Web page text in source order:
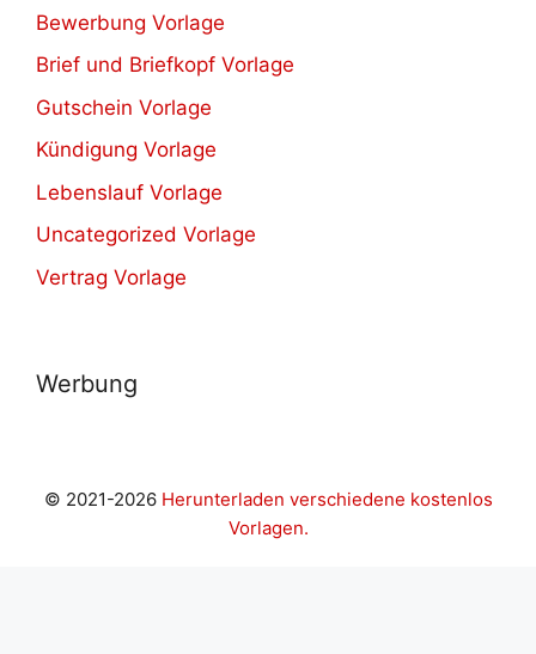
Bewerbung Vorlage
Brief und Briefkopf Vorlage
Gutschein Vorlage
Kündigung Vorlage
Lebenslauf Vorlage
Uncategorized Vorlage
Vertrag Vorlage
Werbung
© 2021-2026 Herunterladen verschiedene kostenlos
Vorlagen.